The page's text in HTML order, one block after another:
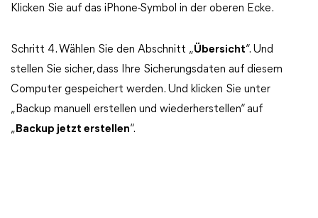
Klicken Sie auf das iPhone-Symbol in der oberen Ecke.
Schritt 4. Wählen Sie den Abschnitt „Übersicht“. Und
stellen Sie sicher, dass Ihre Sicherungsdaten auf diesem
Computer gespeichert werden. Und klicken Sie unter
„Backup manuell erstellen und wiederherstellen“ auf
„ Backup jetzt erstellen“.